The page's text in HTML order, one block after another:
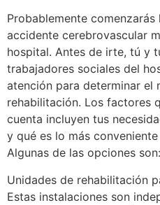
Probablemente
accidente cerebrovascular
hospital. Antes de irte, tú y
trabajadores sociales del
atención para determinar el
rehabilitación. Los factores
cuenta incluyen tus
y qué es lo más
Algunas de las opciones son:
Unidades de rehabilitación
Estas instalaciones son